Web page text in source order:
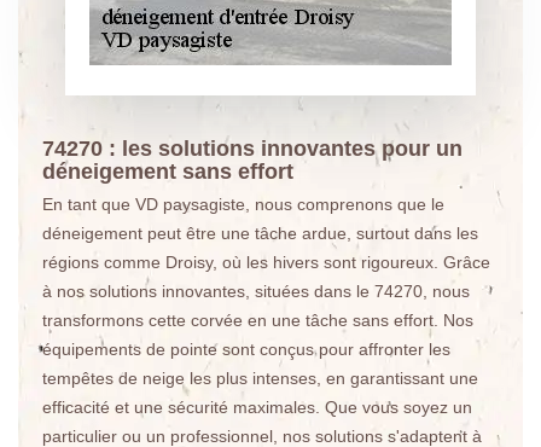
74270 : les solutions innovantes pour un
déneigement sans effort
En tant que VD paysagiste, nous comprenons que le
déneigement peut être une tâche ardue, surtout dans les
régions comme Droisy, où les hivers sont rigoureux. Grâce
à nos solutions innovantes, situées dans le 74270, nous
transformons cette corvée en une tâche sans effort. Nos
équipements de pointe sont conçus pour affronter les
tempêtes de neige les plus intenses, en garantissant une
efficacité et une sécurité maximales. Que vous soyez un
particulier ou un professionnel, nos solutions s'adaptent à